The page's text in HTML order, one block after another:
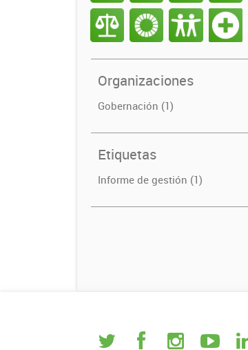
Organizaciones
Gobernación (1)
Etiquetas
Informe de gestión (1)